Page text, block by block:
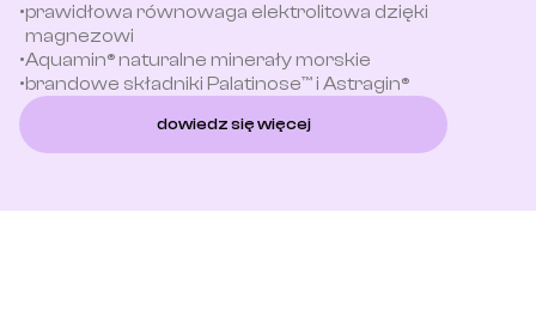
•prawidłowa równowaga elektrolitowa dzięki
magnezowi
•Aquamin® naturalne minerały morskie
•brandowe składniki Palatinose™ i Astragin®
dowiedz się więcej